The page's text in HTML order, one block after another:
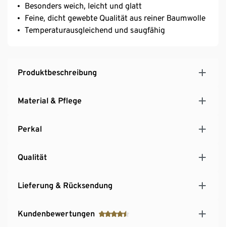
Besonders weich, leicht und glatt
Feine, dicht gewebte Qualität aus reiner Baumwolle
Temperaturausgleichend und saugfähig
Produktbeschreibung
Material & Pflege
Perkal
Qualität
Lieferung & Rücksendung
Kundenbewertungen